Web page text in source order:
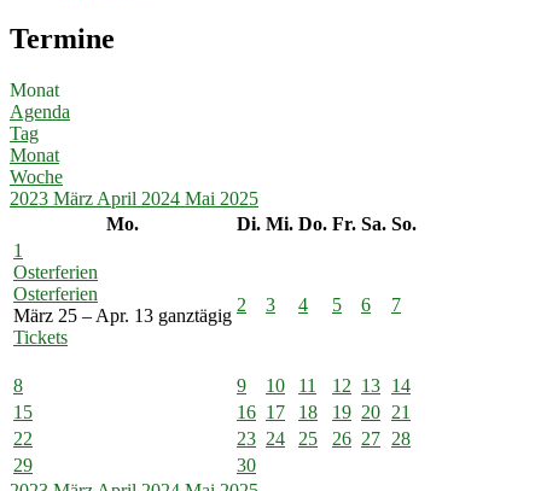
Termine
Monat
Agenda
Tag
Monat
Woche
2023 März April 2024 Mai 2025
Mo.
Di. Mi. Do. Fr. Sa. So.
1
Osterferien
Osterferien
März 25 – Apr. 13 ganztägig
Tickets
2 3 4 5 6 7
8 9 10 11 12 13 14
15
16 17 18 19 20 21
22
23 24 25 26 27 28
29
30